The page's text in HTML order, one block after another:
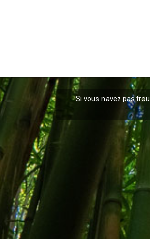
Si vous n’avez pas